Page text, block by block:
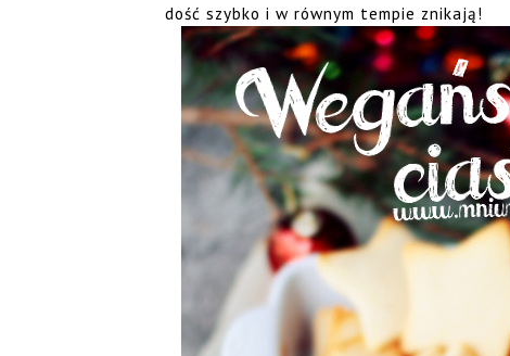
dość szybko i w równym tempie znikają!